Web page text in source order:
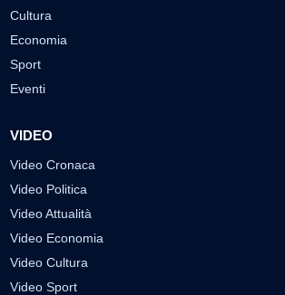
Cultura
Economia
Sport
Eventi
VIDEO
Video Cronaca
Video Politica
Video Attualità
Video Economia
Video Cultura
Video Sport